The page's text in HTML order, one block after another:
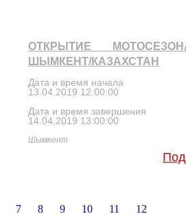
ОТКРЫТИЕ
ШЫМКЕНТ/КАЗАХСТАН
Дата и время начала
13.04.2019 12:00:00
Дата и время завершения
14.04.2019 13:00:00
Шымкент
7 8 9 10 11
12